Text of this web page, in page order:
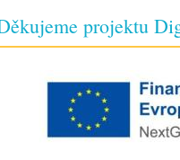
projektu